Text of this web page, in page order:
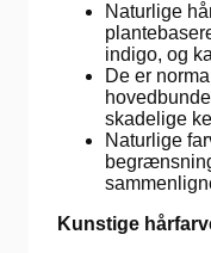
Naturlige
indigo, og
De er
skadelige
Naturlige
Kunstige